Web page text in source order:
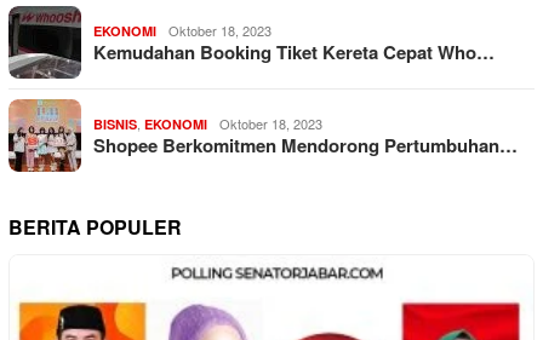
EKONOMI Oktober 18, 2023
Kemudahan Booking Tiket Kereta Cepat Who…
BISNIS EKONOMI Oktober 18, 2023
Shopee Berkomitmen Mendorong Pertumbuhan…
BERITA POPULER